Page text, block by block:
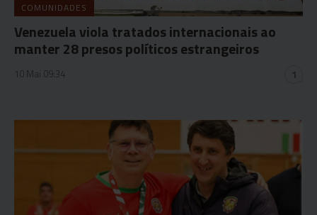
COMUNIDADES
Venezuela viola tratados internacionais ao
manter 28 presos políticos estrangeiros
10 Mai 09:34 1